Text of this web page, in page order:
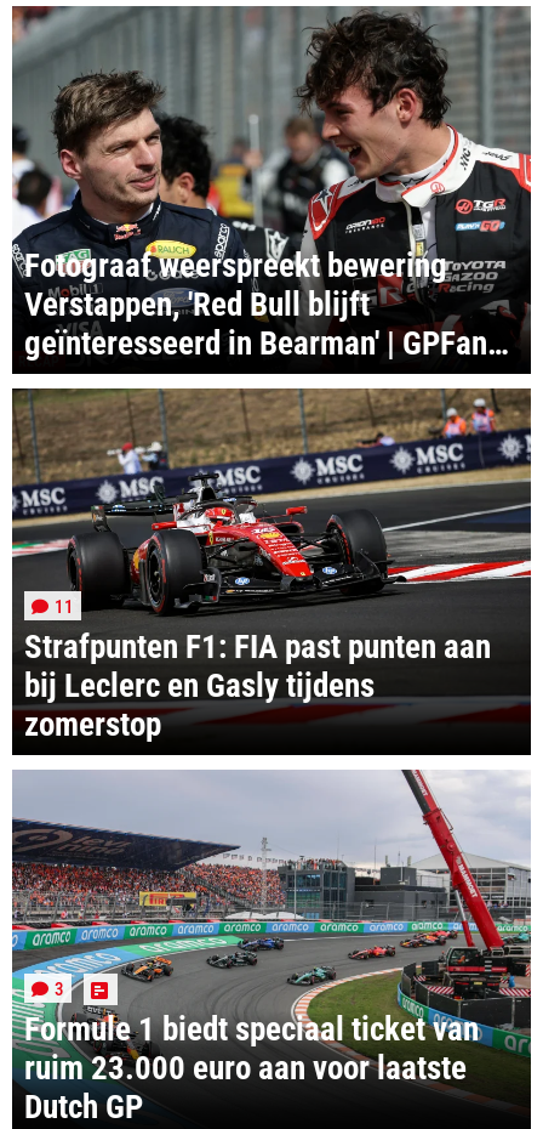
RECAP
Fotograaf weerspreekt bewering
Verstappen, 'Red Bull blijft
geïnteresseerd in Bearman' | GPFans
Recap
Strafpunten F1: FIA past punten aan
bij Leclerc en Gasly tijdens
zomerstop
11
Formule 1 biedt speciaal ticket van
ruim 23.000 euro aan voor laatste
Dutch GP
3